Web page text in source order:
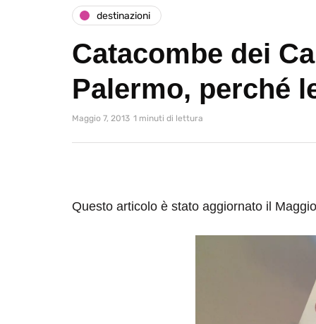
destinazioni
Catacombe dei
Palermo, perché
Maggio 7, 2013 1 minuti di lettura
Questo articolo è stato aggiornato il